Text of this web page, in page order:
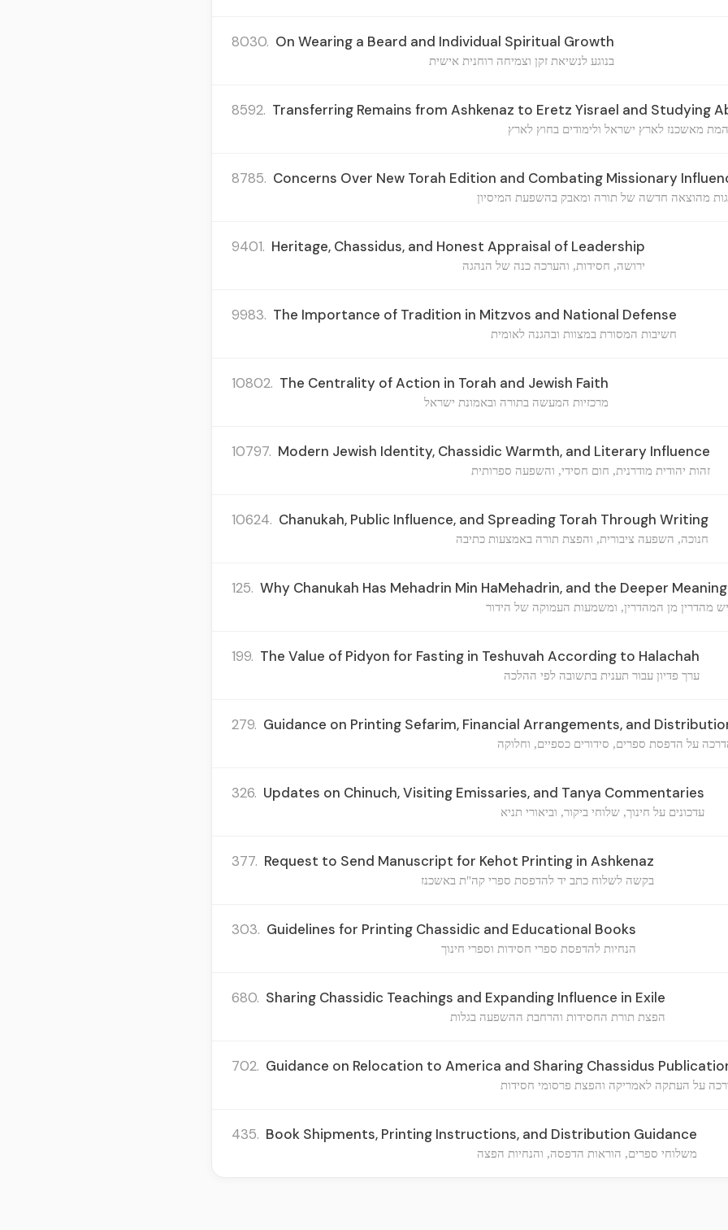
8030. On Wearing a Beard and Individual Spiritual Growth
בנוגע לנשיאת זקן וצמיחה רוחנית אישית
8592. Transferring Remains from Ashkenaz to Eretz Yisrael and Studying
מאשכנז לארץ ישראל ולימודים בחוץ לארץ
8785. Concerns Over New Torah Edition and Combating Missionary
מהוצאה חדשה של תורה ומאבק בהשפעת המיסיון
9401. Heritage, Chassidus, and Honest Appraisal of Leadership
ירושה, חסידות, והערכה כנה של הנהגה
9983. The Importance of Tradition in Mitzvos and National Defense
חשיבות המסורת במצוות ובהגנה לאומית
10802. The Centrality of Action in Torah and Jewish Faith
מרכזיות המעשה בתורה ובאמונת ישראל
10797. Modern Jewish Identity, Chassidic Warmth, and Literary Influence
זהות יהודית מודרנית, חום חסידי, והשפעה ספרותית
10624. Chanukah, Public Influence, and Spreading Torah Through Writing
חנוכה, השפעה ציבורית, והפצת תורה באמצעות כתיבה
125. Why Chanukah Has Mehadrin Min HaMehadrin, and the Deeper
מהדרין מן המהדרין, ומשמעות העמוקה של הידור
199. The Value of Pidyon for Fasting in Teshuvah According to Halachah
ערך פדיון עבור תענית בתשובה לפי ההלכה
279. Guidance on Printing Sefarim, Financial Arrangements, and
על הדפסת ספרים, סידורים כספיים, וחלוקה
326. Updates on Chinuch, Visiting Emissaries, and Tanya Commentaries
עדכונים על חינוך, שלוחי ביקור, וביאורי תניא
377. Request to Send Manuscript for Kehot Printing in Ashkenaz
בקשה לשלוח כתב יד להדפסת ספרי קה"ת באשכנז
303. Guidelines for Printing Chassidic and Educational Books
הנחיות להדפסת ספרי חסידות וספרי חינוך
680. Sharing Chassidic Teachings and Expanding Influence in Exile
הפצת תורת החסידות והרחבת ההשפעה בגלות
702. Guidance on Relocation to America and Sharing Chassidus
על העתקה לאמריקה והפצת פרסומי חסידות
435. Book Shipments, Printing Instructions, and Distribution Guidance
משלוחי ספרים, הוראות הדפסה, והנחיות הפצה